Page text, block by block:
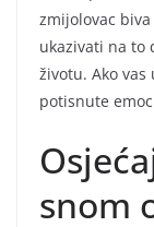
zmijolovac
ukazivati na to
životu. Ako
potisnute
snom